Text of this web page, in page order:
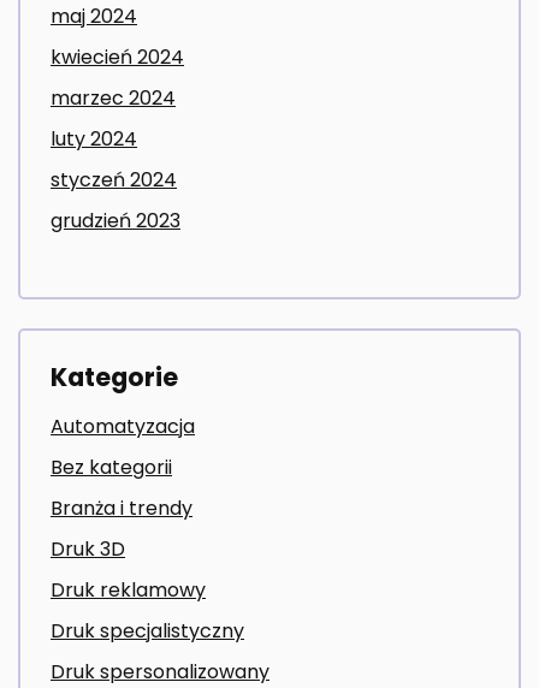
maj 2024
kwiecień 2024
marzec 2024
luty 2024
styczeń 2024
grudzień 2023
Kategorie
Automatyzacja
Bez kategorii
Branża i trendy
Druk 3D
Druk reklamowy
Druk specjalistyczny
Druk spersonalizowany